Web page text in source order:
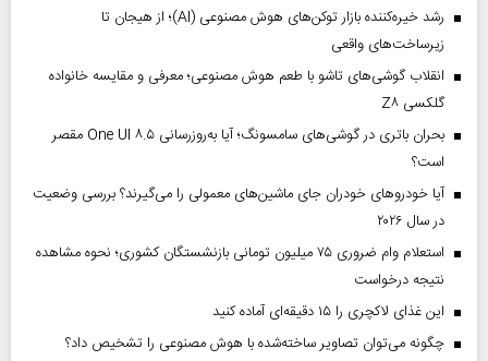
رشد خیره‌کننده بازار توکن‌های هوش مصنوعی (AI)؛ از هیجان تا
زیرساخت‌های واقعی
انقلاب گوشی‌های تاشو‌ با طعم هوش مصنوعی؛ معرفی و مقایسه خانواده
گلکسی Z۸
بحران باتری در گوشی‌های سامسونگ؛ آیا به‌روزرسانی One UI ۸.۵ مقصر
است؟
آیا خودروهای خودران جای ماشین‌های معمولی را می‌گیرند؟ بررسی وضعیت
در سال ۲۰۲۶
استعلام وام ضروری ۷۵ میلیون تومانی بازنشستگان کشوری؛ نحوه مشاهده
نتیجه درخواست
این غذای لاکچری را ۱۵ دقیقه‌ای آماده کنید
چگونه می‌توان تصاویر ساخته‌شده با هوش مصنوعی را تشخیص داد؟